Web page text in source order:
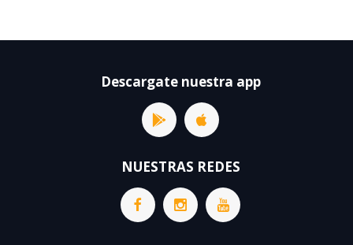
Descargate nuestra app
NUESTRAS REDES